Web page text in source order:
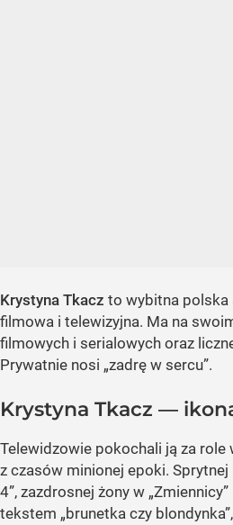
Krystyna Tkacz to wybitna polska
filmowa i telewizyjna. Ma na
filmowych i serialowych oraz
Prywatnie nosi „zadrę w sercu”.
Krystyna Tkacz —
Telewidzowie pokochali ją za
z czasów minionej epoki.
4”, zazdrosnej żony w
tekstem „brunetka czy